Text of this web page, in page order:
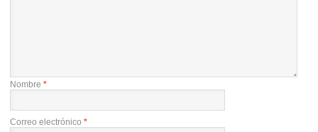
Nombre *
Correo electrónico *